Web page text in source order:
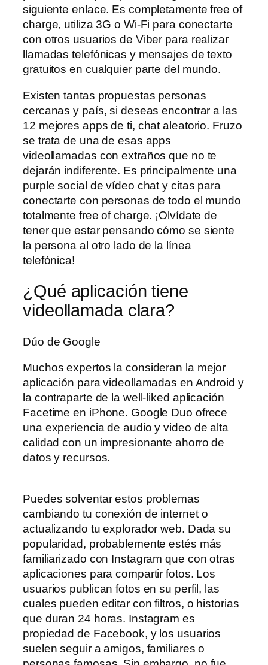
siguiente enlace. Es completamente free of
charge, utiliza 3G o Wi-Fi para conectarte
con otros usuarios de Viber para realizar
llamadas telefónicas y mensajes de texto
gratuitos en cualquier parte del mundo.
Existen tantas propuestas personas
cercanas y país, si deseas encontrar a las
12 mejores apps de ti, chat aleatorio. Fruzo
se trata de una de esas apps
videollamadas con extraños que no te
dejarán indiferente. Es principalmente una
purple social de vídeo chat y citas para
conectarte con personas de todo el mundo
totalmente free of charge. ¡Olvídate de
tener que estar pensando cómo se siente
la persona al otro lado de la línea
telefónica!
¿Qué aplicación tiene
videollamada clara?
Dúo de Google
Muchos expertos la consideran la mejor
aplicación para videollamadas en Android y
la contraparte de la well-liked aplicación
Facetime en iPhone. Google Duo ofrece
una experiencia de audio y video de alta
calidad con un impresionante ahorro de
datos y recursos.
Puedes solventar estos problemas
cambiando tu conexión de internet o
actualizando tu explorador web. Dada su
popularidad, probablemente estés más
familiarizado con Instagram que con otras
aplicaciones para compartir fotos. Los
usuarios publican fotos en su perfil, las
cuales pueden editar con filtros, o historias
que duran 24 horas. Instagram es
propiedad de Facebook, y los usuarios
suelen seguir a amigos, familiares o